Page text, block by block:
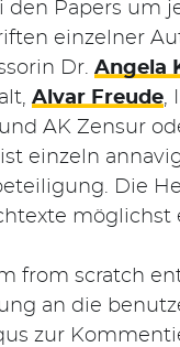
den Papers um
einzelner
Dr. Angela
Alvar Freude
AK Zensur
einzeln
Die
möglichst
from scratch
an die
zur